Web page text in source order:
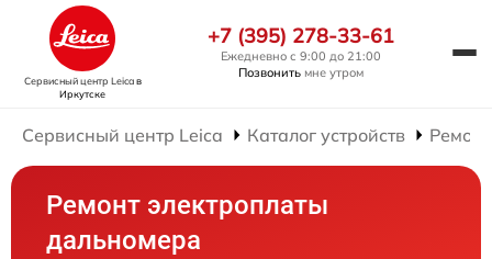
Сервисный центр Leicaв
Иркутске
+7 (395) 278-33-61
Ежедневно с 9:00 до 21:00
Позвонить мне утром
Сервисный центр Leica Каталог устройств
Ремонт электроплаты
дальномера